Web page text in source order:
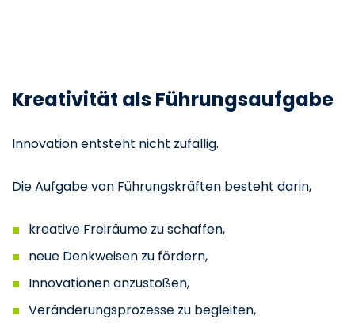
Kreativität als Führungsaufgabe
Innovation entsteht nicht zufällig.
Die Aufgabe von Führungskräften besteht darin,
kreative Freiräume zu schaffen,
neue Denkweisen zu fördern,
Innovationen anzustoßen,
Veränderungsprozesse zu begleiten,